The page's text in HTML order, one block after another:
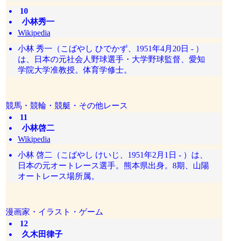
10
小林秀一
Wikipedia
小林 秀一（こばやし ひでかず、1951年4月20日 - ）
は、日本の元社会人野球選手・大学野球監督、愛知
学院大学准教授。体育学修士。
競馬・競輪・競艇・その他レース
11
小林啓二
Wikipedia
小林 啓二（こばやし けいじ、1951年2月1日 - ）は、
日本の元オートレース選手。熊本県出身。8期、山陽
オートレース場所属。
漫画家・イラスト・ゲーム
12
久木田律子